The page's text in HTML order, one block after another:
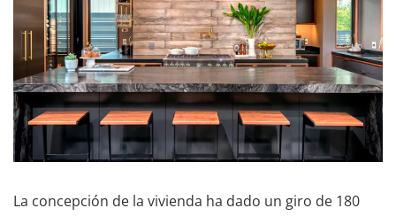
La concepción de la vivienda ha dado un giro de 180